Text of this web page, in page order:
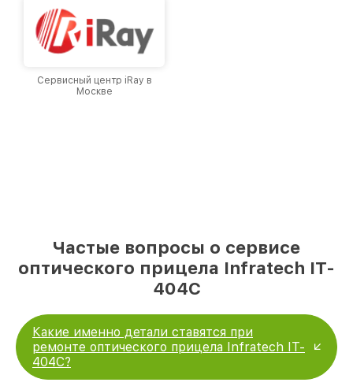
Сервисный центр iRay в
Москве
Частые вопросы о сервисе
оптического прицела Infratech IT-
404C
Какие именно детали ставятся при
ремонте оптического прицела Infratech IT-
404C?